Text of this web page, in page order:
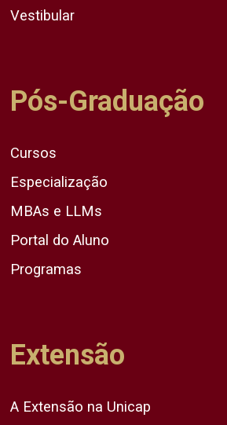
Vestibular
Pós-Graduação
Cursos
Especialização
MBAs e LLMs
Portal do Aluno
Programas
Extensão
A Extensão na Unicap